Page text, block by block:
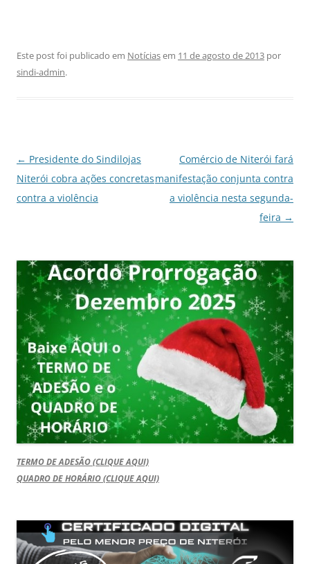
Este post foi publicado em Notíciasem 11 de agosto de 2013 por
sindi-admin.
Navegação
de
posts
← Presidente do Sindilojas
Niterói cobra ações concretas
contra a violência
Comércio de Niterói fará
manifestação conjunta contra
a violência nesta segunda-
feira →
TERMO DE ADESÃO (CLIQUE AQUI)
QUADRO DE HORÁRIO (CLIQUE AQUI)